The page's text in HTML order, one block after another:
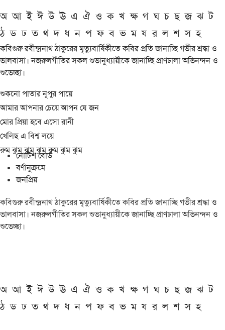
অ আ ই ঈ উ ঊ এ ঐ ও ক খ ক্ষ গ ঘ চ ছ জ ঝ ট
ঠ ড ঢ ত থ দ ধ ন প ফ ব ভ ম য র ল শ স হ
কবিগুরু রবীন্দ্রনাথ ঠাকুরের মৃত্যুবার্ষিকীতে কবির প্রতি জানাচ্ছি গভীর শ্রদ্ধা ও
ভালবাসা। নজরুলগীতির সকল শুভানুধ্যায়ীকে জানাচ্ছি প্রাণঢালা অভিনন্দন ও
শুভেচ্ছা।
শুকনো পাতার নূপুর পায়ে
আমার আপনার চেয়ে আপন যে জন
মোর প্রিয়া হবে এসো রানী
খেলিছ এ বিশ্ব লয়ে
রুম্ ঝুম্ ঝুম্ ঝুম্ রুম্ ঝুম্ ঝুম্
নোটিশ বোর্ড
বর্ণানুক্রমে
জনপ্রিয়
কবিগুরু রবীন্দ্রনাথ ঠাকুরের মৃত্যুবার্ষিকীতে কবির প্রতি জানাচ্ছি গভীর শ্রদ্ধা ও
ভালবাসা। নজরুলগীতির সকল শুভানুধ্যায়ীকে জানাচ্ছি প্রাণঢালা অভিনন্দন ও
শুভেচ্ছা।
অ আ ই ঈ উ ঊ এ ঐ ও ক খ ক্ষ গ ঘ চ ছ জ ঝ ট
ঠ ড ঢ ত থ দ ধ ন প ফ ব ভ ম য র ল শ স হ